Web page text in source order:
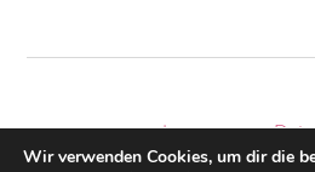
Impressum|
Wir verwenden Cookies, um dir die